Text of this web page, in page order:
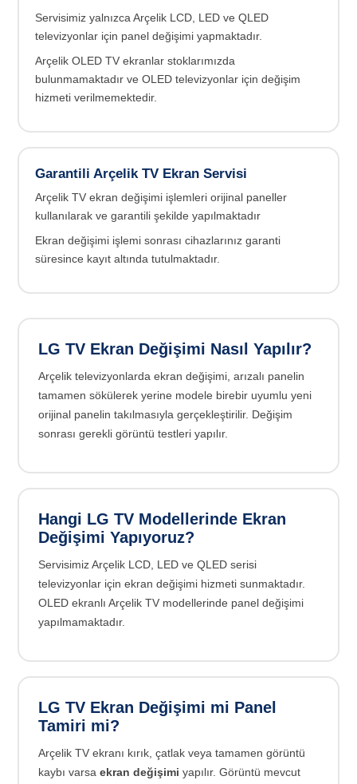
Servisimiz yalnızca Arçelik LCD, LED ve QLED
televizyonlar için panel değişimi yapmaktadır.
Arçelik OLED TV ekranlar stoklarımızda
bulunmamaktadır ve OLED televizyonlar için değişim
hizmeti verilmemektedir.
Garantili Arçelik TV Ekran Servisi
Arçelik TV ekran değişimi işlemleri orijinal paneller
kullanılarak ve garantili şekilde yapılmaktadır
Ekran değişimi işlemi sonrası cihazlarınız garanti
süresince kayıt altında tutulmaktadır.
LG TV Ekran Değişimi Nasıl Yapılır?
Arçelik televizyonlarda ekran değişimi, arızalı panelin
tamamen sökülerek yerine modele birebir uyumlu yeni
orijinal panelin takılmasıyla gerçekleştirilir. Değişim
sonrası gerekli görüntü testleri yapılır.
Hangi LG TV Modellerinde Ekran
Değişimi Yapıyoruz?
Servisimiz Arçelik LCD, LED ve QLED serisi
televizyonlar için ekran değişimi hizmeti sunmaktadır.
OLED ekranlı Arçelik TV modellerinde panel değişimi
yapılmamaktadır.
LG TV Ekran Değişimi mi Panel
Tamiri mi?
Arçelik TV ekranı kırık, çatlak veya tamamen görüntü
kaybı varsa ekran değişimi yapılır. Görüntü mevcut